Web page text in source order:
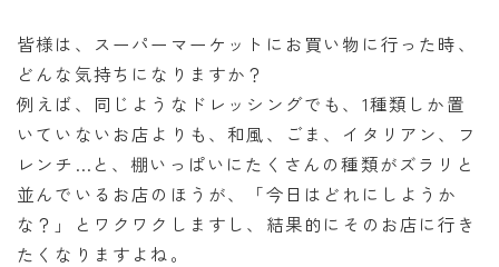
皆様は、スーパーマーケットにお買い物に行った時、
どんな気持ちになりますか？
例えば、同じようなドレッシングでも、1種類しか置
いていないお店よりも、和風、ごま、イタリアン、フ
レンチ…と、棚いっぱいにたくさんの種類がズラリと
並んでいるお店のほうが、「今日はどれにしようか
な？」とワクワクしますし、結果的にそのお店に行き
たくなりますよね。